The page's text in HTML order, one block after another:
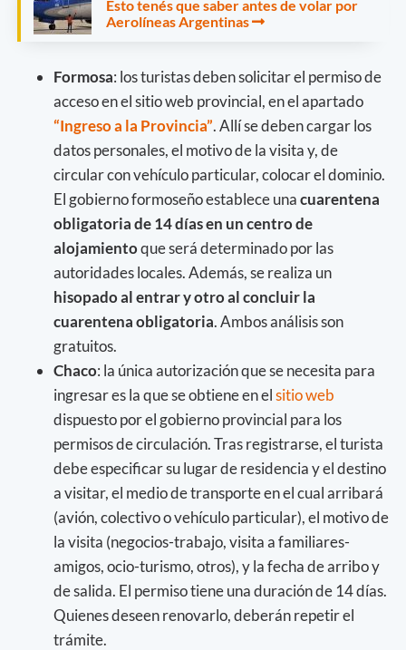
Esto tenés que saber antes de volar por
Aerolíneas Argentinas
Formosa: los turistas deben solicitar el permiso de
acceso en el sitio web provincial, en el apartado
“Ingreso a la Provincia”. Allí se deben cargar los
datos personales, el motivo de la visita y, de
circular con vehículo particular, colocar el dominio.
El gobierno formoseño establece unacuarentena
obligatoria de 14 días en un centro de
alojamientoque será determinado por las
autoridades locales. Además, se realiza un
hisopado al entrar y otro al concluir la
cuarentena obligatoria. Ambos análisis son
gratuitos.
Chaco: la única autorización que se necesita para
ingresar es la que se obtiene en elsitio web
dispuesto por el gobierno provincial para los
permisos de circulación. Tras registrarse, el turista
debe especificar su lugar de residencia y el destino
a visitar, el medio de transporte en el cual arribará
(avión, colectivo o vehículo particular), el motivo de
la visita (negocios-trabajo, visita a familiares-
amigos, ocio-turismo, otros), y la fecha de arribo y
de salida. El permiso tiene una duración de 14 días.
Quienes deseen renovarlo, deberán repetir el
trámite.